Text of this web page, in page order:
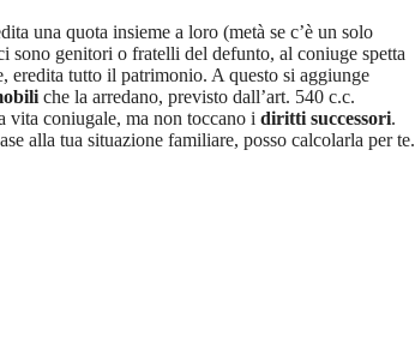
una quota insieme a loro (metà se c’è un solo
genitori o fratelli del defunto, al coniuge spetta
eredita tutto il patrimonio. A questo si aggiunge
che la arredano, previsto dall’art. 540 c.c.
vita coniugale, ma non toccano i diritti successori.
alla tua situazione familiare, posso calcolarla per te.